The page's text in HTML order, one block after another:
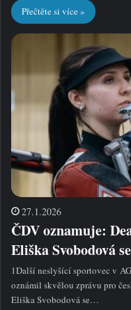
Přečtěte si více »
27.1.2026
ČDV oznamuje:
Eliška Svobodová
1Další neslyšící sportovec v
oznámil skvělou zprávu pro
Eliška Svobodová se…